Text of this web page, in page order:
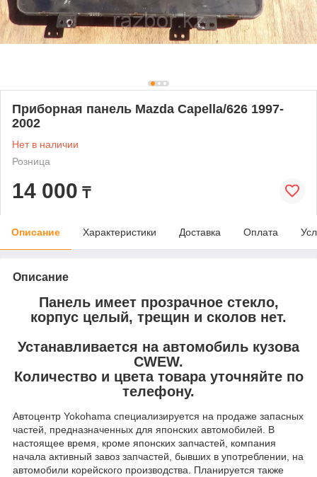
Приборная панель Mazda Capella/626 1997-
2002
Нет в наличии
Розница
14 000 ₸
Описание Характеристики Доставка Оплата
Описание
Панель имеет прозрачное стекло,
корпус целый, трещин и сколов нет.
Устанавливается на автомобиль кузова
CWEW.
Количество и цвета товара уточняйте по
телефону.
Автоцентр Yokohama специализируется на продаже запасных
частей, предназначенных для японских автомобилей. В
настоящее время, кроме японских запчастей, компания
начала активный завоз запчастей, бывших в употреблении, на
автомобили корейского производства. Планируется также